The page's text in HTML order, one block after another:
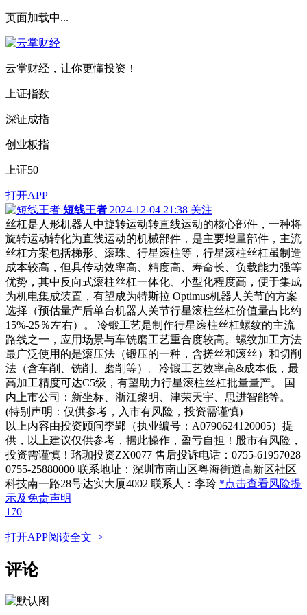
页面加载中...
云掌财经，让你更懂投资！
上证指数
深证成指
创业板指
上证50
打开APP
短线王者 2024-12-04 21:38 关注
丝杠是人形机器人中旋转运动转直线运动的核心部件，一种将
旋转运动转化为直线运动的机械部件，是主要增量部件，主流
丝杠方案包括梯形、滚珠、行星滚柱等，行星滚柱丝杠虽制造
成本较高，但具传动效率高、精度高、寿命长、负载能力强等
优势，其中反向式滚柱丝杠一体化、小型化程度高，便于集成
为机电集成装置，有望成为特斯拉 Optimus机器人关节的方案
选择（预估量产后单台机器人关节行星滚柱丝杠价值量占比约
15%-25％左右）。 冷锻工艺是制作行星滚柱丝杠螺纹的主流
路线之一，应用场景与车铣磨工艺重合度较高。螺纹加工方法
最广泛使用的是滚压法（锻压的一种，含搓丝和滚丝）和切削
法（含车削、铣削、磨削等）。冷锻工艺效率高&成本低，最
高加工精度可达C5级，有望助力行星滚柱丝杠批量量产。 国
内上市公司：新坐标、浙江黎明、津荣天宇、思进智能等。
(特别声明：仅供参考，入市有风险，投资需谨慎)
以上内容由投资顾问李郢（执业编号：A0790624120005）提
供，以上建议仅供参考，据此操作，盈亏自担！股市有风险，
投资需谨慎！珞珈投资ZX0077 售后投诉电话：0755-61957028
0755-25880000 联系地址：深圳市南山区粤海街道高新区社区
科技南一路28号达实大厦4002 联系人：李玲 *点击查看风险提
示及免责声明
170
打开APP阅读全文 >
评论